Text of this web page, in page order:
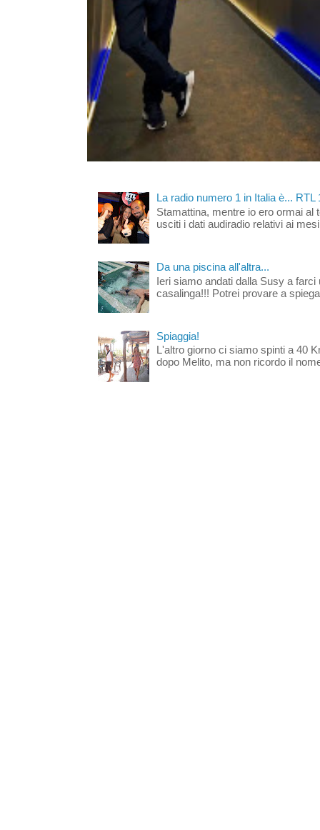
La radio numero 1 in Italia è... RTL
Stamattina, mentre io ero ormai al
usciti i dati audiradio relativi ai
Da una piscina all'altra...
Ieri siamo andati dalla Susy a
casalinga!!! Potrei provare a
Spiaggia!
L'altro giorno ci siamo spinti a 40
dopo Melito, ma non ricordo il